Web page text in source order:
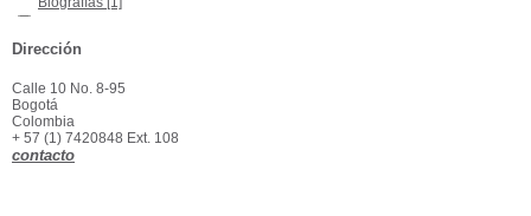
Bibliografía
La Botánica y los botánicos
La Botánica y los
botánicos
Dirección
Calle 10 No. 8-95
Bogotá
Colombia
+ 57 (1) 7420848 Ext. 108
contacto